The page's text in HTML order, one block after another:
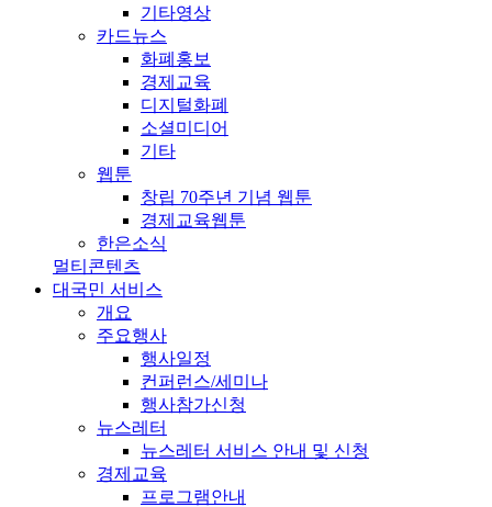
기타영상
카드뉴스
화폐홍보
경제교육
디지털화폐
소셜미디어
기타
웹툰
창립 70주년 기념 웹툰
경제교육웹툰
한은소식
멀티콘텐츠
대국민 서비스
개요
주요행사
행사일정
컨퍼런스/세미나
행사참가신청
뉴스레터
뉴스레터 서비스 안내 및 신청
경제교육
프로그램안내